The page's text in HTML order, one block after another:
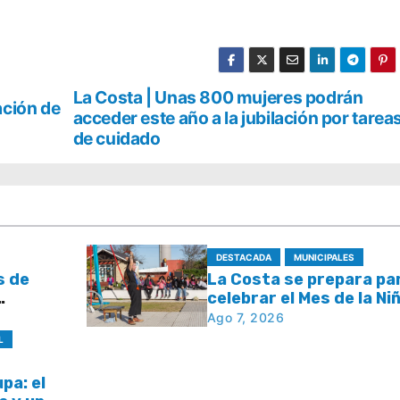
La Costa | Unas 800 mujeres podrán
acceder este año a la jubilación por
de cuidado
de
de
y
DESTACADA MUNICIPALES
La Costa se prepara
celebrar el Mes de la
con juegos y
Ago 7, 2026
el